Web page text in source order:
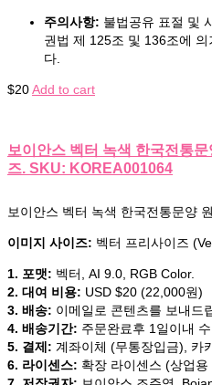
주의사항: 불법공유 표절 및
권법 제 125조 및 136조에
다.
$20Add to cart
보이안스 벡터 녹색 한국전통
즈. SKU: KOREA001064
보이안스 벡터 녹색 한국전통문양
이미지 사이즈: 벡터 프리사이즈
1. 포맷: 벡터, AI 9.0, RGB Color.
2. 대여 비용: USD $20 (22,000원)
3. 배송: 이메일로 콘텐츠를 보내드
4. 배송기간: 주문완료후 1일이내 수
5. 결제: 계좌이체 (무통장입금), 카
6. 라이센스: 확장 라이센스 (상업용